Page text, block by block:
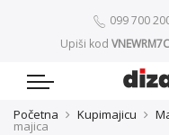
099 700
Upiši kod VNEWRM7C
Početna Kupimajicu
majica